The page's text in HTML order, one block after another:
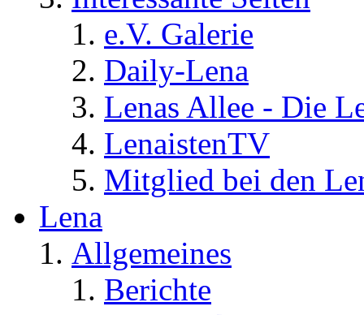
e.V. Galerie
Daily-Lena
Lenas Allee - Die
LenaistenTV
Mitglied bei den
Lena
Allgemeines
Berichte